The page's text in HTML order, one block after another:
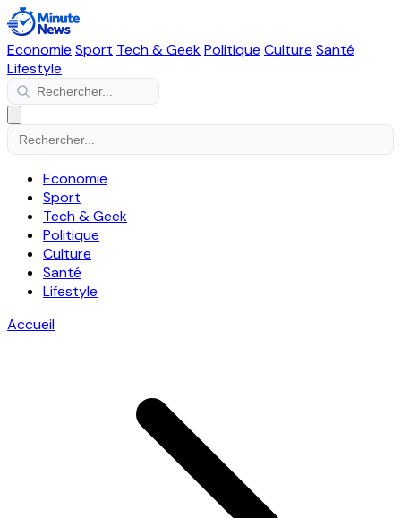
Economie Sport Tech & GeekPolitique Culture Santé
Lifestyle
Economie
Sport
Tech & Geek
Politique
Culture
Santé
Lifestyle
Accueil